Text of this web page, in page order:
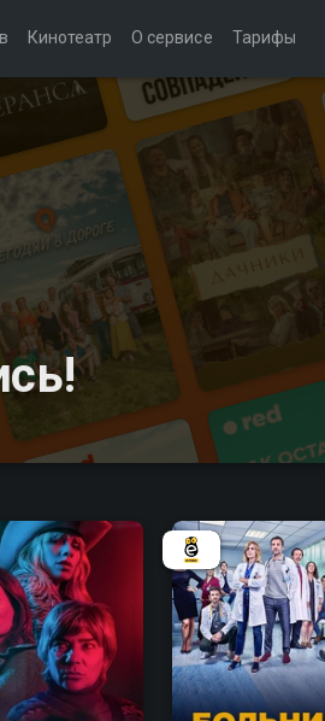
Кинотеатр О сервисе Тарифы